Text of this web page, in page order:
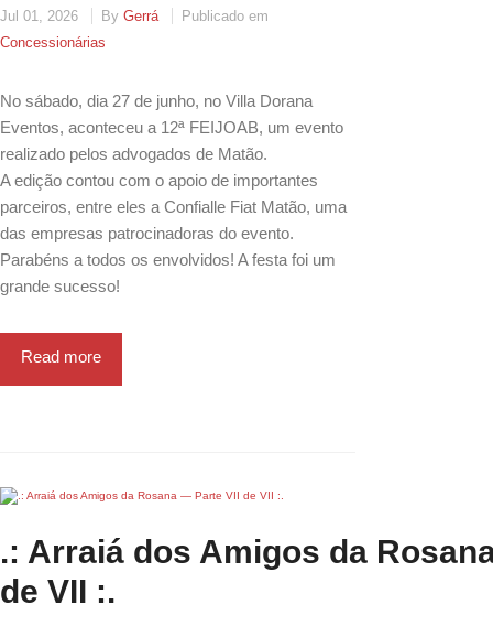
Jul 01, 2026 By Gerrá
Publicado em
Concessionárias
No sábado, dia 27 de junho, no Villa Dorana
Eventos, aconteceu a 12ª FEIJOAB, um evento
realizado pelos advogados de Matão.
A edição contou com o apoio de importantes
parceiros, entre eles a Confialle Fiat Matão, uma
das empresas patrocinadoras do evento.
Parabéns a todos os envolvidos! A festa foi um
grande sucesso!
Read more
.: Arraiá dos Amigos da
de VII :.